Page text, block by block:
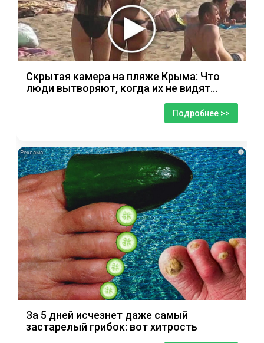
Скрытая камера на пляже Крыма: Что
люди вытворяют, когда их не видят...
Подробнее >>
i
За 5 дней исчезнет даже самый
застарелый грибок: вот хитрость